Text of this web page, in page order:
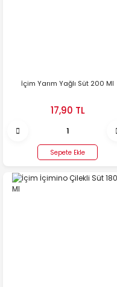
İçim Yarım Yağlı Süt 200 Ml
17,90 TL
Sepete Ekle